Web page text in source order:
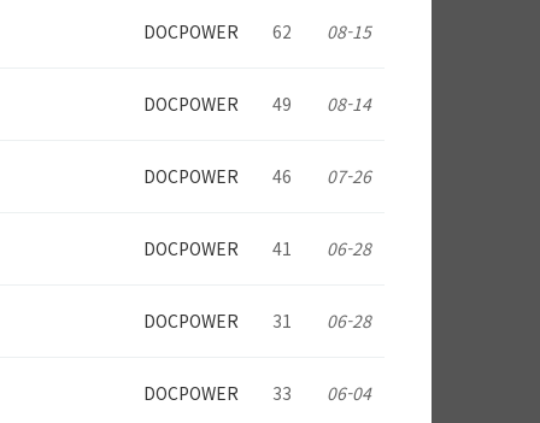
DOCPOWER 62 08-15
DOCPOWER 49 08-14
DOCPOWER 46 07-26
DOCPOWER 41 06-28
DOCPOWER 31 06-28
DOCPOWER 33 06-04